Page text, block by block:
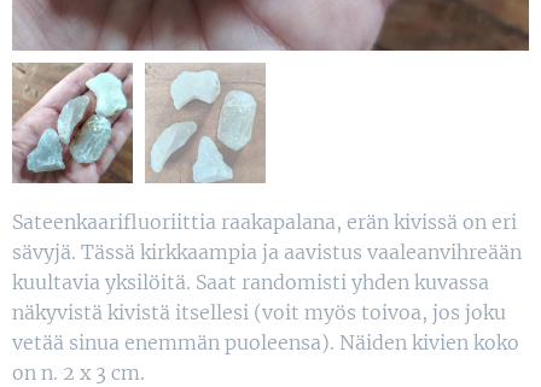
Sateenkaarifluoriittia raakapalana, erän kivissä on eri
sävyjä. Tässä kirkkaampia ja aavistus vaaleanvihreään
kuultavia yksilöitä. Saat randomisti yhden kuvassa
näkyvistä kivistä itsellesi (voit myös toivoa, jos joku
vetää sinua enemmän puoleensa). Näiden kivien koko
on n. 2 x 3 cm.